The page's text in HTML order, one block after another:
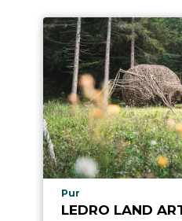
aria.poi_location_prefix
Pur
LEDRO LAND